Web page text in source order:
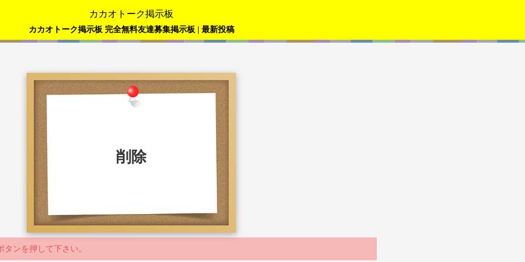
カカオトーク掲示板
カカオトーク掲示板 完全無料友達募集掲示板 | 最新投稿
削除
ンを押して下さい。